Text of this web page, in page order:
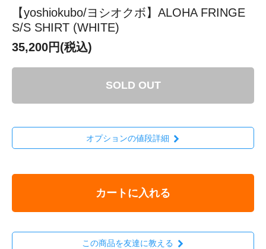
【yoshiokubo/ヨシオクボ】ALOHA FRINGE
S/S SHIRT (WHITE)
35,200円(税込)
SOLD OUT
オプションの値段詳細
カートに入れる
この商品を友達に教える